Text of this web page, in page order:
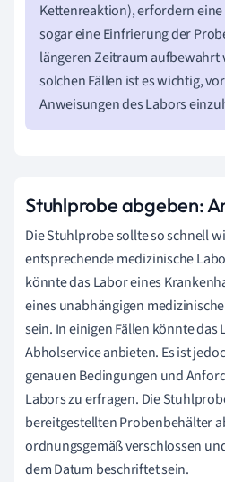
Kettenreaktion), erfordern
sogar eine Einfrierung der
längeren Zeitraum aufbewahrt
solchen Fällen ist es wichtig,
Anweisungen des Labors
Stuhlprobe abgeben:
Die Stuhlprobe sollte so schnell
entsprechende medizinische
könnte das Labor eines
eines unabhängigen
sein. In einigen Fällen könnte das
Abholservice anbieten. Es ist
genauen Bedingungen und
Labors zu erfragen. Die
bereitgestellten Probenbehälter
ordnungsgemäß verschlossen
dem Datum beschriftet sein.